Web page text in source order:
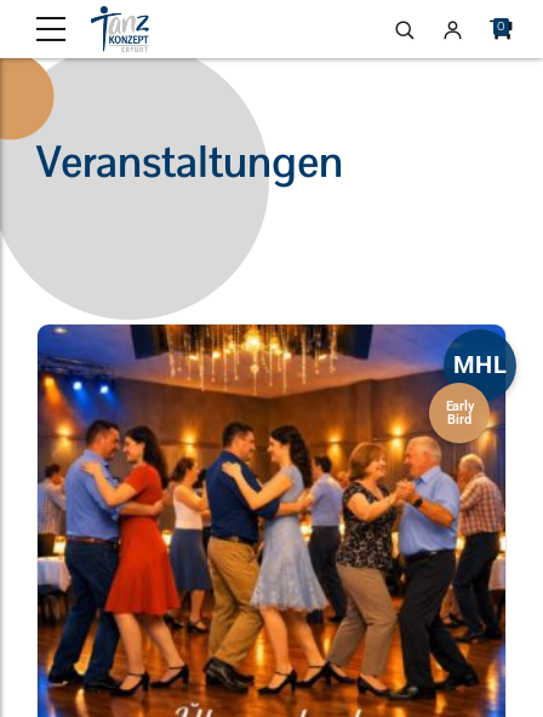
0
Veranstaltungen
MHL
Early
Bird